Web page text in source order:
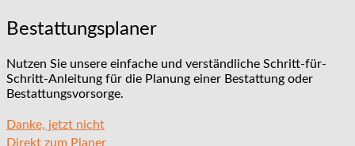
Bestattungsplaner
Nutzen Sie unsere einfache und verständliche Schritt-für-
Schritt-Anleitung für die Planung einer Bestattung oder
Bestattungsvorsorge.
Danke, jetzt nicht
Direkt zum Planer